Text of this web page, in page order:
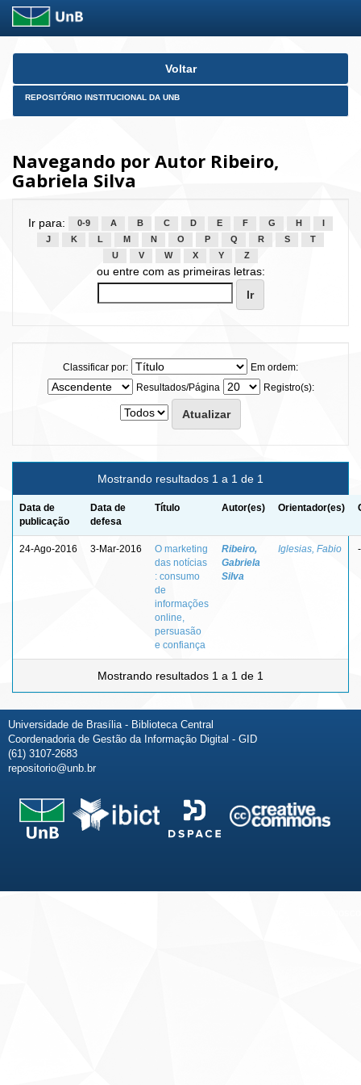
Skip
Voltar
REPOSITÓRIO INSTITUCIONAL DA UNB
Navegando por Autor Ribeiro,
Gabriela Silva
Ir para: 0-9 A B C D E F G H
J
K L M N O P Q R S
T
U
V W X Y Z
ou entre com as primeiras letras:
Classificar por:
Em ordem:
Resultados/Página
Registro(s):
Mostrando resultados 1 a 1 de 1
Data de
publicação
Data de
defesa
Título Autor(es) Orientador(es)
24-Ago-2016 3-Mar-2016
O marketing
das notícias
: consumo
de
informações
online,
persuasão
e confiança
Ribeiro,
Gabriela
Silva
Iglesias, Fabio -
Mostrando resultados 1 a 1 de 1
Universidade de Brasília - Biblioteca Central
Coordenadoria de Gestão da Informação Digital - GID
(61) 3107-2683
repositorio@unb.br